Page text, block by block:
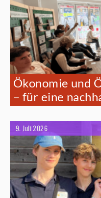
Ökonomie und
– für eine
9. Juli 2026